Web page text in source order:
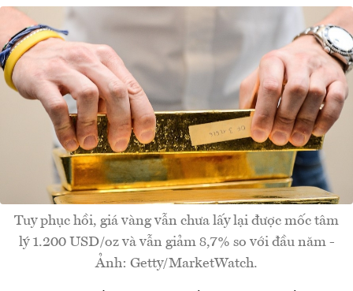
Tuy phục hồi, giá vàng vẫn chưa lấy lại được mốc tâm
lý 1.200 USD/oz và vẫn giảm 8,7% so với đầu năm -
Ảnh: Getty/MarketWatch.